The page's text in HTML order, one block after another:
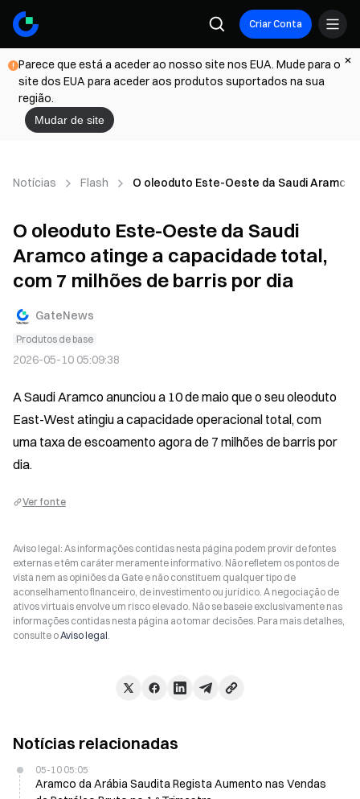
Criar Conta
Parece que está a aceder ao nosso site nos EUA. Mude para o
site dos EUA para aceder aos produtos suportados na sua
região.
Mudar de site
Notícias Flash O oleoduto Este-Oeste da Saudi Aramco
O oleoduto Este-Oeste da Saudi
Aramco atinge a capacidade total,
com 7 milhões de barris por dia
GateNews
Produtos de base
2026-05-10 05:09:38
A Saudi Aramco anunciou a 10 de maio que o seu oleoduto
East-West atingiu a capacidade operacional total, com
uma taxa de escoamento agora de 7 milhões de barris por
dia.
Ver fonte
Aviso legal: As informações contidas nesta página podem provir de fontes
externas e têm caráter meramente informativo. Não refletem os pontos de
vista nem as opiniões da Gate e não constituem qualquer tipo de
aconselhamento financeiro, de investimento ou jurídico. A negociação de
ativos virtuais envolve um risco elevado. Não se baseie exclusivamente nas
informações contidas nesta página ao tomar decisões. Para mais detalhes,
consulte oAviso legal.
Notícias relacionadas
05-10 05:05
Aramco da Arábia Saudita Regista Aumento nas Vendas